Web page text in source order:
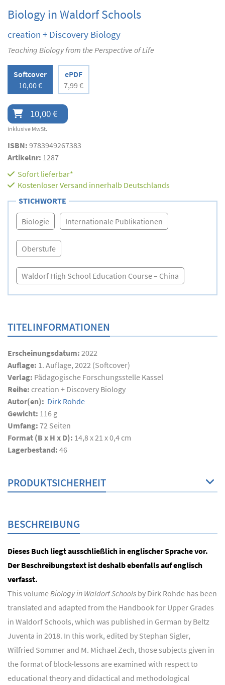
Biology in Waldorf Schools
creation + Discovery Biology
Teaching Biology from the Perspective of Life
Softcover
10,00 €
ePDF
7,99 €
10,00 €
inklusive MwSt.
ISBN: 9783949267383
Artikelnr: 1287
Sofort lieferbar*
Kostenloser Versand innerhalb Deutschlands
STICHWORTE
Biologie Internationale Publikationen
Oberstufe
Waldorf High School Education Course – China
TITELINFORMATIONEN
Erscheinungsdatum: 2022
Auflage: 1. Auflage, 2022 (Softcover)
Verlag: Pädagogische Forschungsstelle Kassel
Reihe: creation + Discovery Biology
Autor(en): Dirk Rohde
Gewicht: 116 g
Umfang: 72 Seiten
Format (B x H x D): 14,8 x 21 x 0,4 cm
Lagerbestand: 46
PRODUKTSICHERHEIT
BESCHREIBUNG
Dieses Buch liegt ausschließlich in englischer Sprache vor.
Der Beschreibungstext ist deshalb ebenfalls auf englisch
verfasst.
This volume Biology in Waldorf Schools by Dirk Rohde has been
translated and adapted from the Handbook for Upper Grades
in Waldorf Schools, which was published in German by Beltz
Juventa in 2018. In this work, edited by Stephan Sigler,
Wilfried Sommer and M. Michael Zech, those subjects given in
the format of block-lessons are examined with respect to
educational theory and didactical and methodological